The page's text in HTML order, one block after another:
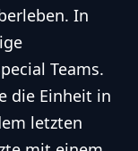
In
Teams.
die Einheit in
letzten